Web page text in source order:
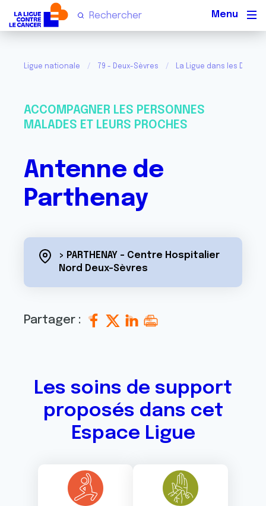
Ligue nationale 79 - Deux-Sèvres La Ligue dans les Deux-
ACCOMPAGNER LES PERSONNES
MALADES ET LEURS PROCHES
Antenne de
Parthenay
> PARTHENAY - Centre Hospitalier
Nord Deux-Sèvres
Partager :
Les soins de support
proposés dans cet
Espace Ligue